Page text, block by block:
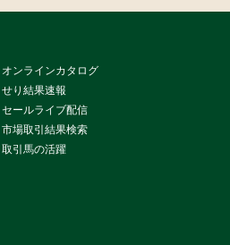
オンラインカタログ
せり結果速報
セールライブ配信
市場取引結果検索
取引馬の活躍